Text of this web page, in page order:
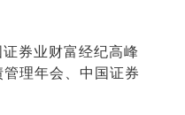
券业财富经纪高峰
理年会、中国证券